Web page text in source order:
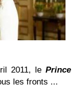
2011, le Prince
les fronts ...